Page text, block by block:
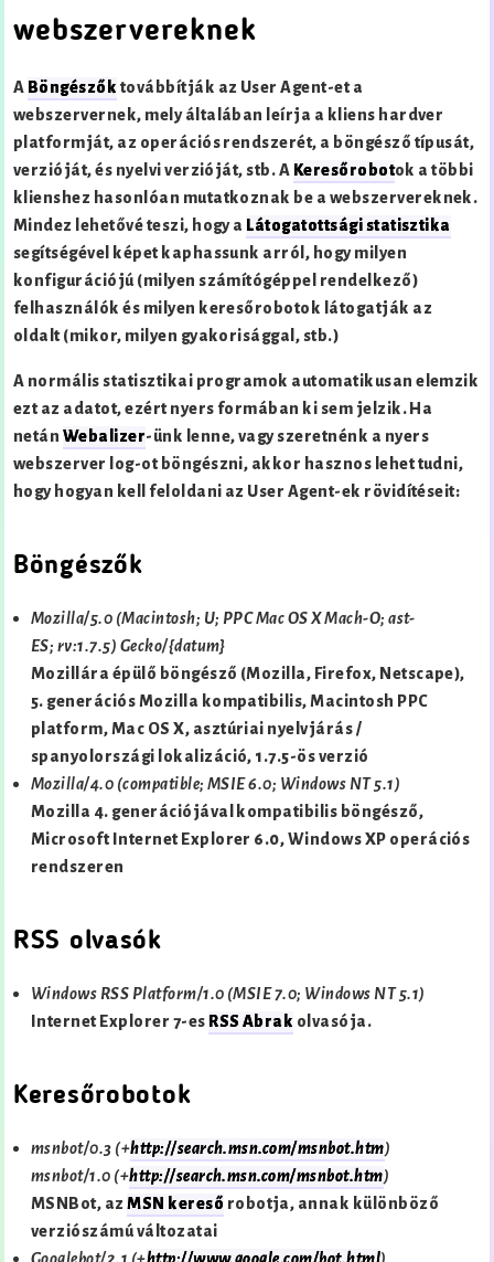
webszervereknek
A Böngészők továbbítják az User Agent-et a
webszervernek, mely általában leírja a kliens hardver
platformját, az operációs rendszerét, a böngésző típusát,
verzióját, és nyelvi verzióját, stb. A Keresőrobotok a többi
klienshez hasonlóan mutatkoznak be a webszervereknek.
Mindez lehetővé teszi, hogy a Látogatottsági statisztika
segítségével képet kaphassunk arról, hogy milyen
konfigurációjú (milyen számítógéppel rendelkező)
felhasználók és milyen keresőrobotok látogatják az
oldalt (mikor, milyen gyakorisággal, stb.)
A normális statisztikai programok automatikusan elemzik
ezt az adatot, ezért nyers formában ki sem jelzik. Ha
netán Webalizer-ünk lenne, vagy szeretnénk a nyers
webszerver log-ot böngészni, akkor hasznos lehet tudni,
hogy hogyan kell feloldani az User Agent-ek rövidítéseit:
Böngészők
Mozilla/5.0 (Macintosh; U; PPC Mac OS X Mach-O; ast-
ES; rv:1.7.5) Gecko/{datum}
Mozillára épülő böngésző (Mozilla, Firefox, Netscape),
5. generációs Mozilla kompatibilis, Macintosh PPC
platform, Mac OS X, asztúriai nyelvjárás /
spanyolországi lokalizáció, 1.7.5-ös verzió
Mozilla/4.0 (compatible; MSIE 6.0; Windows NT 5.1)
Mozilla 4. generációjával kompatibilis böngésző,
Microsoft Internet Explorer 6.0, Windows XP operációs
rendszeren
RSS olvasók
Windows RSS Platform/1.0 (MSIE 7.0; Windows NT 5.1)
Internet Explorer 7-es RSS Abrak olvasója.
Keresőrobotok
msnbot/0.3 (+http://search.msn.com/msnbot.htm)
msnbot/1.0 (+http://search.msn.com/msnbot.htm)
MSNBot, azMSN kereső robotja, annak különböző
verziószámú változatai